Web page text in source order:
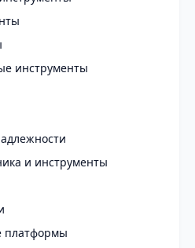
инструменты
и инструменты
платформы